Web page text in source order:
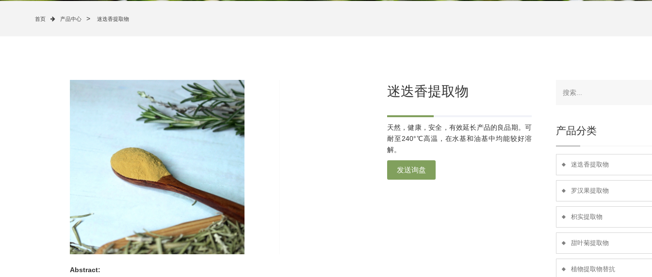
首页 产品中心 > 迷迭香提取物
Abstract:
迷迭香提取物
天然，健康，安全，有效延长产品的良品期。可
耐至240°℃高温，在水基和油基中均能较好溶
解。
发送询盘
产品分类
迷迭香提取物
罗汉果提取物
枳实提取物
甜叶菊提取物
植物提取物替抗